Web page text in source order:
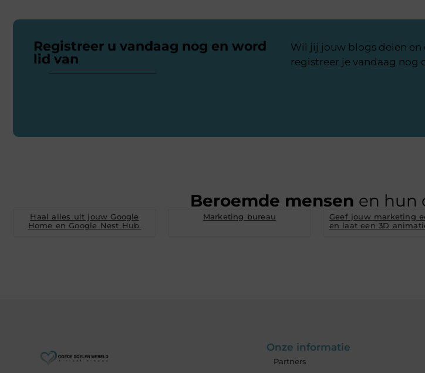
Registreer u vandaag nog en word
lid van
Wil jij jouw blogs delen
registreer je vandaag nog
Beroemde mensen en hun
Haal alles uit jouw Google
Home en Google Nest Hub.
Marketing bureau
Geef jouw marketing
en laat een 3D
Onze informatie
Partners